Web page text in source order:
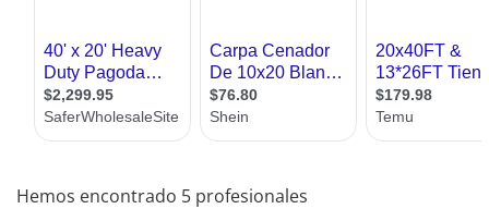
Hemos encontrado 5 profesionales